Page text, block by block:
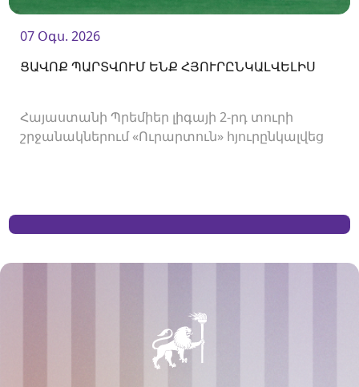
07 Օգս. 2026
ՑԱՎՈՔ ՊԱՐՏՎՈՒՄ ԵՆՔ ՀՅՈՒՐԸՆԿԱԼՎԵԼԻՍ
Հայաստանի Պրեմիեր լիգայի 2-րդ տուրի
շրջանակներում «Ուրարտուն» հյուրընկալվեց